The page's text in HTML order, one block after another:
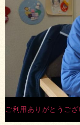
ご利用ありがとうご